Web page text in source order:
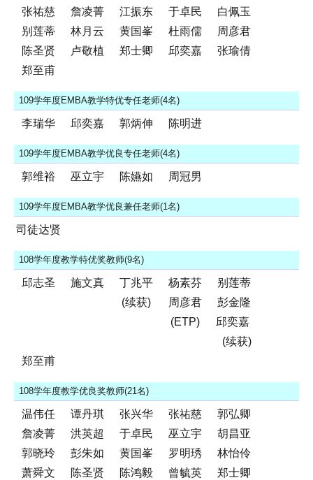
张祐慈
詹凌菁 江振东 于卓民
白佩玉
别莲蒂
林月云 黄国峯 杜雨儒
周彦君
陈圣贤
卢敬植 郑士卿 邱奕嘉
张瑜倩
郑至甫
109学年度EMBA教学特优专任老师(4名)
李瑞华 邱奕嘉 郭炳伸 陈明进
109学年度EMBA教学优良专任老师(4名)
郭维裕 巫立宇 陈嬿如 周冠男
109学年度EMBA教学优良兼任老师(1名)
司徒达贤
108学年度教学特优奖教师(9名)
邱志圣 施文真
丁兆平
(续获)
杨素芬
别莲蒂
周彦君
(ETP)
彭金隆
邱奕嘉
(续获)
郑至甫
108学年度教学优良奖教师(21名)
温伟任 谭丹琪 张兴华 张祐慈
郭弘卿
詹凌菁
洪英超 于卓民 巫立宇
胡昌亚
郭晓玲
彭朱如 黄国峯 罗明琇
林怡伶
萧舜文
陈圣贤 陈鸿毅 曾毓英 郑士卿